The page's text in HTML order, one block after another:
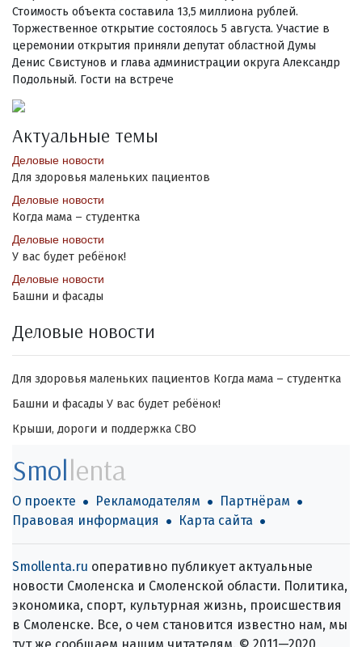
Стоимость объекта составила 13,5 миллиона рублей.
Торжественное открытие состоялось 5 августа. Участие в
церемонии открытия приняли депутат областной Думы
Денис Свистунов и глава администрации округа Александр
Подольный. Гости на встрече
Актуальные темы
Деловые новости
Для здоровья маленьких пациентов
Деловые новости
Когда мама – студентка
Деловые новости
У вас будет ребёнок!
Деловые новости
Башни и фасады
Деловые новости
Для здоровья маленьких пациентов Когда мама – студентка
Башни и фасады У вас будет ребёнок!
Крыши, дороги и поддержка СВО
Smollenta
О проекте Рекламодателям
Партнёрам
Правовая информация
Карта сайта
Smollenta.ru оперативно публикует актуальные
новости Смоленска и Смоленской области. Политика,
экономика, спорт, культурная жизнь, происшествия
в Смоленске. Все, о чем становится известно нам, мы
тут же сообщаем нашим читателям. © 2011—2020